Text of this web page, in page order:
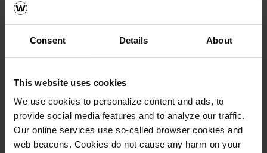
Consent Details About
This website uses cookies
We use cookies to personalize content and ads, to
provide social media features and to analyze our traffic.
Our online services use so-called browser cookies and
web beacons. Cookies do not cause any harm on your
global markedsleder.
Handelen er godkjent og pr 7 november 2019 er
Wienerberger og Egernsund Tegl én enhet.
Mail: Send mail til Roar
Telefon: 22 07 06 00